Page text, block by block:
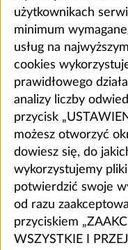
użytkownikach
minimum
usług na
cookies
prawidłowego
analizy liczby
przycisk
możesz otworzyć
dowiesz się, do
wykorzystujemy
potwierdzić swoje
od razu
przyciskiem
WSZYSTKIE I